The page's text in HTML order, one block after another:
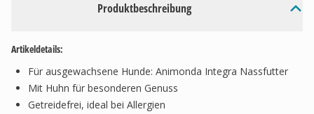
Produktbeschreibung
Artikeldetails:
Für ausgewachsene Hunde: Animonda Integra Nassfutter
Mit Huhn für besonderen Genuss
Getreidefrei, ideal bei Allergien